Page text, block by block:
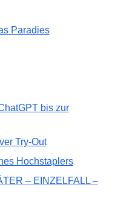
Paradies
bis zur
Try-Out
Hochstaplers
– EINZELFALL –